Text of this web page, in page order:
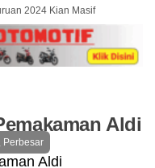
2024 Kian Masif
Aldi
Perbesar